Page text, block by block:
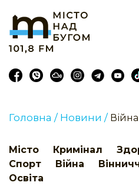
Головна / Новини / Війна
Місто Кримінал
Спорт
Війна
Освіта